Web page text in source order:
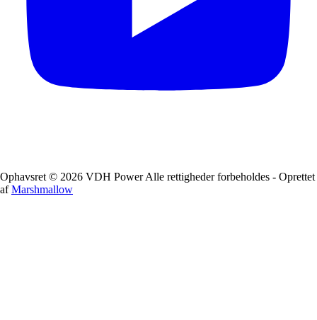
Ophavsret © 2026 VDH Power Alle rettigheder forbeholdes - Oprettet
afMarshmallow